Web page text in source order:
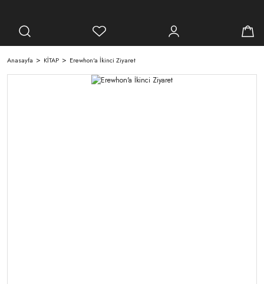
Anasayfa KİTAP Erewhon'a İkinci Ziyaret